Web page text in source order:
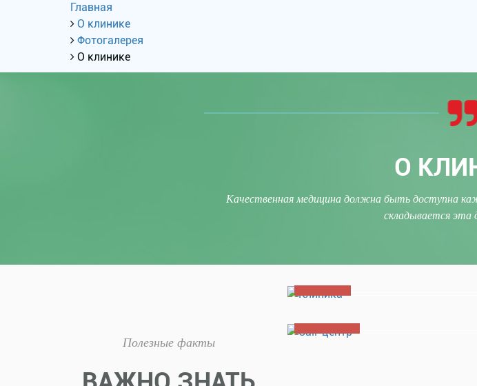
Главная
О клинике
Фотогалерея
О клинике
О
Качественная медицина должна быть доступна
складывается эта
Полезные факты